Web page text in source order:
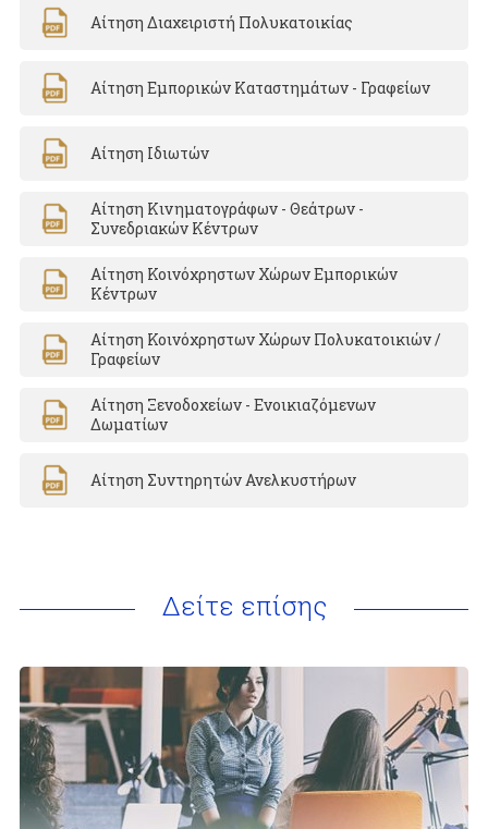
Αίτηση Διαχειριστή Πολυκατοικίας
Αίτηση Εμπορικών Καταστημάτων - Γραφείων
Αίτηση Ιδιωτών
Αίτηση Κινηματογράφων - Θεάτρων -
Συνεδριακών Κέντρων
Αίτηση Κοινόχρηστων Χώρων Εμπορικών
Κέντρων
Αίτηση Κοινόχρηστων Χώρων Πολυκατοικιών /
Γραφείων
Αίτηση Ξενοδοχείων - Ενοικιαζόμενων
Δωματίων
Αίτηση Συντηρητών Ανελκυστήρων
Δείτε επίσης